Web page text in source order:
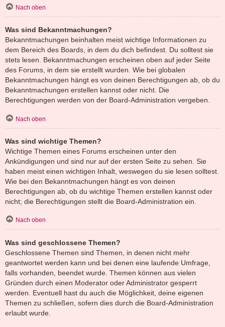
Nach oben
Was sind Bekanntmachungen?
Bekanntmachungen beinhalten meist wichtige Informationen zu
dem Bereich des Boards, in dem du dich befindest. Du solltest sie
stets lesen. Bekanntmachungen erscheinen oben auf jeder Seite
des Forums, in dem sie erstellt wurden. Wie bei globalen
Bekanntmachungen hängt es von deinen Berechtigungen ab, ob du
Bekanntmachungen erstellen kannst oder nicht. Die
Berechtigungen werden von der Board-Administration vergeben.
Nach oben
Was sind wichtige Themen?
Wichtige Themen eines Forums erscheinen unter den
Ankündigungen und sind nur auf der ersten Seite zu sehen. Sie
haben meist einen wichtigen Inhalt, weswegen du sie lesen solltest.
Wie bei den Bekanntmachungen hängt es von deinen
Berechtigungen ab, ob du wichtige Themen erstellen kannst oder
nicht; die Berechtigungen stellt die Board-Administration ein.
Nach oben
Was sind geschlossene Themen?
Geschlossene Themen sind Themen, in denen nicht mehr
geantwortet werden kann und bei denen eine laufende Umfrage,
falls vorhanden, beendet wurde. Themen können aus vielen
Gründen durch einen Moderator oder Administrator gesperrt
werden. Eventuell hast du auch die Möglichkeit, deine eigenen
Themen zu schließen, sofern dies durch die Board-Administration
erlaubt wurde.